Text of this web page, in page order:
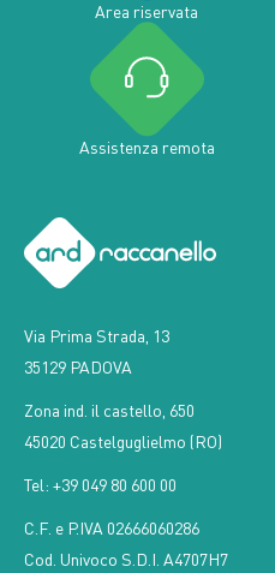
Area riservata
Assistenza remota
Via Prima Strada, 13
35129 PADOVA
Zona ind. il castello, 650
45020 Castelguglielmo (RO)
Tel: +39 049 80 600 00
C.F. e P.IVA 02666060286
Cod. Univoco S.D.I. A4707H7